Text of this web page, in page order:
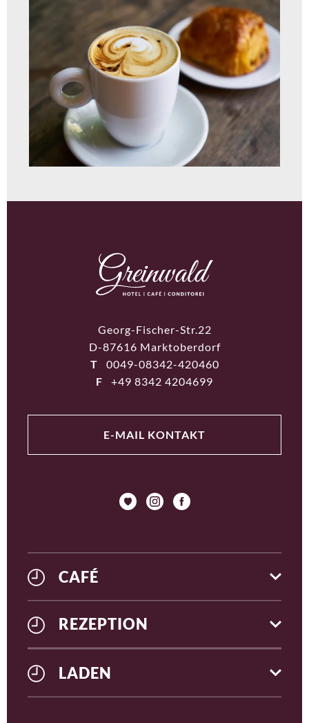
Georg-Fischer-Str.22
D-87616 Marktoberdorf
T
0049-08342-420460
F
+49 8342 4204699
E-MAIL KONTAKT
CAFÉ
REZEPTION
LADEN